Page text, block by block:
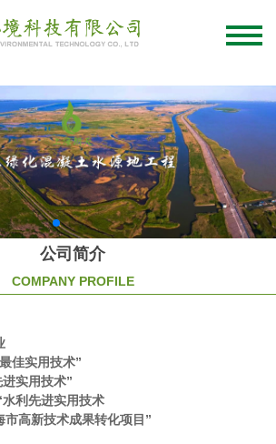
关于我们/联系我们
公司简介
COMPANY PROFILE
佳实用技术”
实用技术”
水利先进实用技术
市高新技术成果转化项目 ”